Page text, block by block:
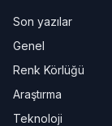
Son yazılar
Genel
Renk Körlüğü
Araştırma
Teknoloji